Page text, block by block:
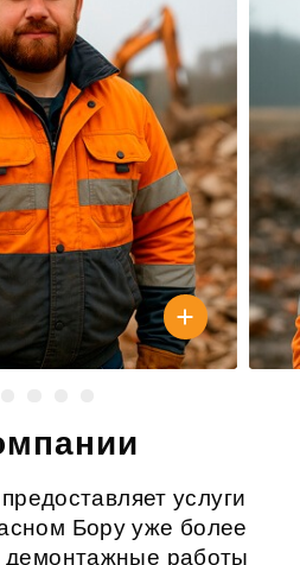
услуги
Бору уже более
демонтажные работы